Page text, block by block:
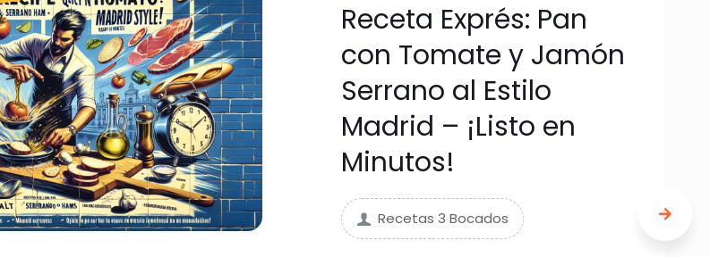
Receta Exprés: Pan
con Tomate y Jamón
Serrano al Estilo
Madrid – ¡Listo en
Minutos!
Recetas 3 Bocados